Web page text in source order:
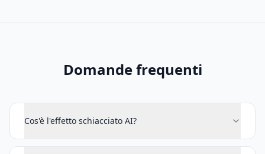
Domande frequenti
Cos'è l'effetto schiacciato AI?